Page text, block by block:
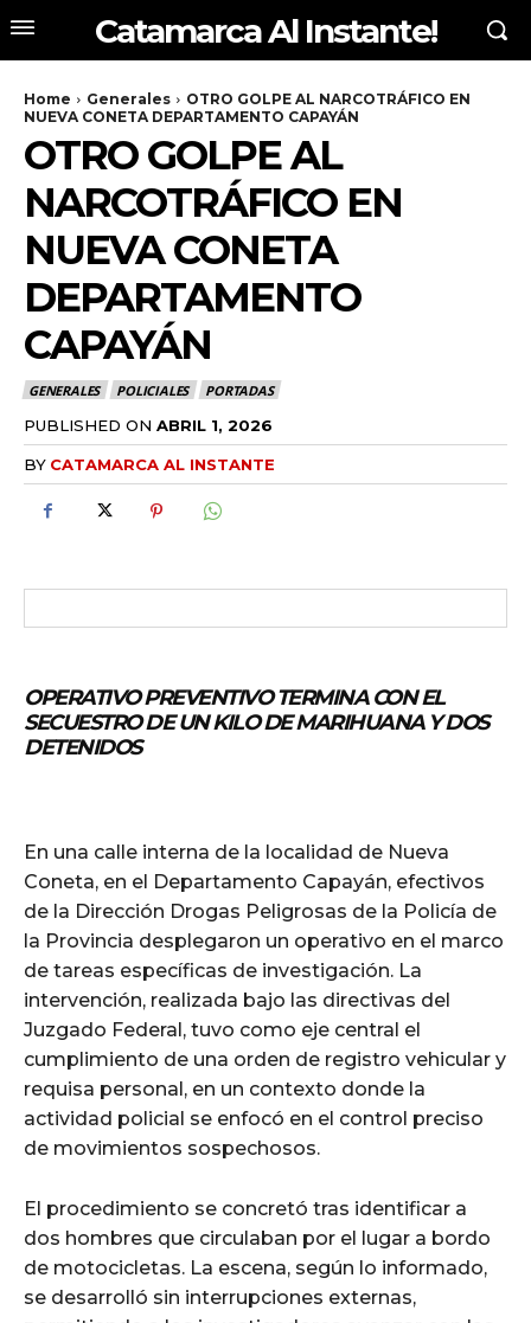
Catamarca Al Instante!
Home Generales
OTRO GOLPE AL NARCOTRÁFICO EN
NUEVA CONETA DEPARTAMENTO CAPAYÁN
OTRO GOLPE AL
NARCOTRÁFICO EN
NUEVA CONETA
DEPARTAMENTO
CAPAYÁN
GENERALES POLICIALES PORTADAS
PUBLISHED ON ABRIL 1, 2026
BY CATAMARCA AL INSTANTE
OPERATIVO PREVENTIVO TERMINA CON EL
SECUESTRO DE UN KILO DE MARIHUANA Y DOS
DETENIDOS
En una calle interna de la localidad de Nueva
Coneta, en el Departamento Capayán, efectivos
de la Dirección Drogas Peligrosas de la Policía de
la Provincia desplegaron un operativo en el marco
de tareas específicas de investigación. La
intervención, realizada bajo las directivas del
Juzgado Federal, tuvo como eje central el
cumplimiento de una orden de registro vehicular y
requisa personal, en un contexto donde la
actividad policial se enfocó en el control preciso
de movimientos sospechosos.
El procedimiento se concretó tras identificar a
dos hombres que circulaban por el lugar a bordo
de motocicletas. La escena, según lo informado,
se desarrolló sin interrupciones externas,